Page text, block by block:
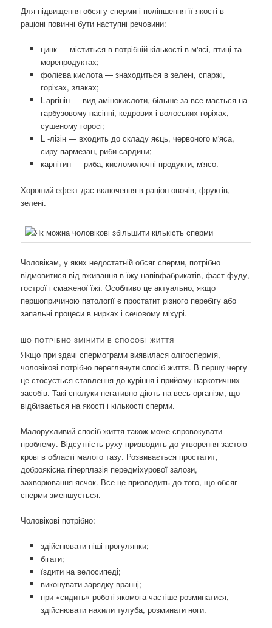
Для підвищення обсягу сперми і поліпшення її якості в
раціоні повинні бути наступні речовини:
цинк — міститься в потрібній кількості в м'ясі, птиці та
морепродуктах;
фолієва кислота — знаходиться в зелені, спаржі,
горіхах, злаках;
L-аргінін — вид амінокислоти, більше за все мається на
гарбузовому насінні, кедрових і волоських горіхах,
сушеному горосі;
L -лізін — входить до складу яєць, червоного м'яса,
сиру пармезан, риби сардини;
карнітин — риба, кисломолочні продукти, м'ясо.
Хороший ефект дає включення в раціон овочів, фруктів,
зелені.
Чоловікам, у яких недостатній обсяг сперми, потрібно
відмовитися від вживання в їжу напівфабрикатів, фаст-фуду,
гострої і смаженої їжі. Особливо це актуально, якщо
першопричиною патології є простатит різного перебігу або
запальні процеси в нирках і сечовому міхурі.
ЩО ПОТРІБНО ЗМІНИТИ В СПОСОБІ ЖИТТЯ
Якщо при здачі спермограми виявилася олігоспермія,
чоловікові потрібно переглянути спосіб життя. В першу чергу
це стосується ставлення до куріння і прийому наркотичних
засобів. Такі сполуки негативно діють на весь організм, що
відбивається на якості і кількості сперми.
Малорухливий спосіб життя також може спровокувати
проблему. Відсутність руху призводить до утворення застою
крові в області малого тазу. Розвивається простатит,
доброякісна гіперплазія передміхурової залози,
захворювання яєчок. Все це призводить до того, що обсяг
сперми зменшується.
Чоловікові потрібно:
здійснювати піші прогулянки;
бігати;
їздити на велосипеді;
виконувати зарядку вранці;
при «сидить» роботі якомога частіше розминатися,
здійснювати нахили тулуба, розминати ноги.